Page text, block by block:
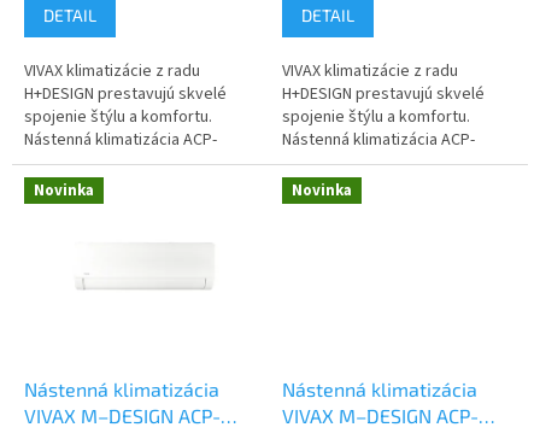
DETAIL
VIVAX klimatizácie z radu
H+DESIGN prestavujú skvelé
spojenie štýlu a komfortu.
Nástenná klimatizácia ACP-
12CH35AEHI (set s
kompresorom) s výkonom 3,5
kW je k dispozícii v...
DETAIL
VIVAX klimatizácie z radu
H+DESIGN prestavujú skvelé
spojenie štýlu a komfortu.
Nástenná klimatizácia ACP-
18CH50AEHI (set s
kompresorom) s výkonom 5 kW
je k dispozícii v rôznych...
Novinka
Nástenná klimatizácia
VIVAX M–DESIGN ACP-
Novinka
Nástenná klimatizácia
VIVAX M–DESIGN ACP-